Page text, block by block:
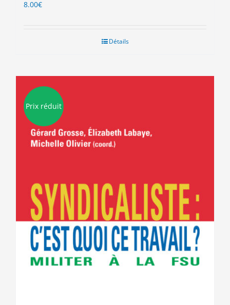
8.00€
Détails
Prix réduit